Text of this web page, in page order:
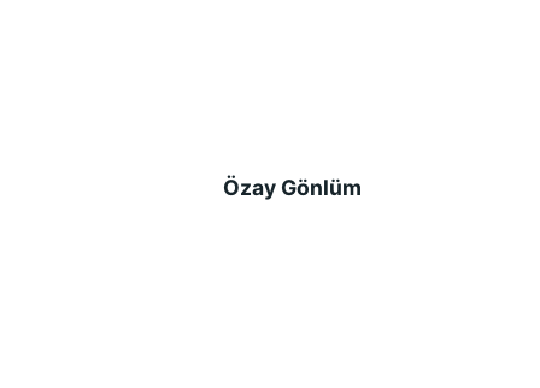
Özay Gönlüm